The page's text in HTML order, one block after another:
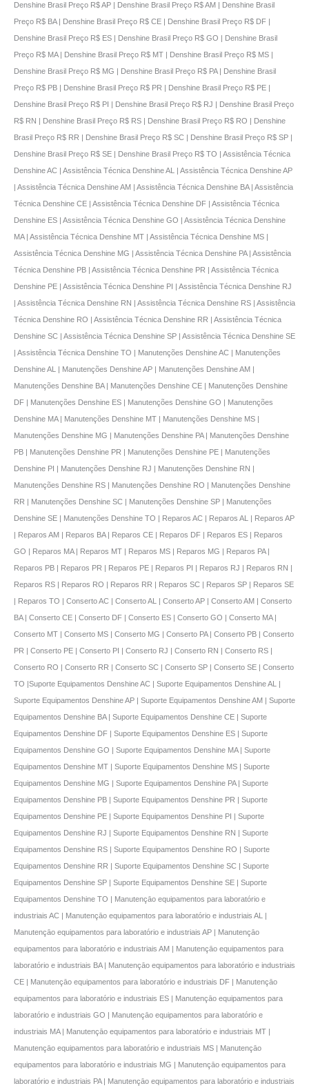
Denshine Brasil Preço R$ AP | Denshine Brasil Preço R$ AM | Denshine Brasil
Preço R$ BA | Denshine Brasil Preço R$ CE | Denshine Brasil Preço R$ DF |
Denshine Brasil Preço R$ ES | Denshine Brasil Preço R$ GO | Denshine Brasil
Preço R$ MA | Denshine Brasil Preço R$ MT | Denshine Brasil Preço R$ MS |
Denshine Brasil Preço R$ MG | Denshine Brasil Preço R$ PA | Denshine Brasil
Preço R$ PB | Denshine Brasil Preço R$ PR | Denshine Brasil Preço R$ PE |
Denshine Brasil Preço R$ PI | Denshine Brasil Preço R$ RJ | Denshine Brasil Preço
R$ RN | Denshine Brasil Preço R$ RS | Denshine Brasil Preço R$ RO | Denshine
Brasil Preço R$ RR | Denshine Brasil Preço R$ SC | Denshine Brasil Preço R$ SP |
Denshine Brasil Preço R$ SE | Denshine Brasil Preço R$ TO | Assistência Técnica
Denshine AC | Assistência Técnica Denshine AL | Assistência Técnica Denshine AP
| Assistência Técnica Denshine AM | Assistência Técnica Denshine BA | Assistência
Técnica Denshine CE | Assistência Técnica Denshine DF | Assistência Técnica
Denshine ES | Assistência Técnica Denshine GO | Assistência Técnica Denshine
MA | Assistência Técnica Denshine MT | Assistência Técnica Denshine MS |
Assistência Técnica Denshine MG | Assistência Técnica Denshine PA | Assistência
Técnica Denshine PB | Assistência Técnica Denshine PR | Assistência Técnica
Denshine PE | Assistência Técnica Denshine PI | Assistência Técnica Denshine RJ
| Assistência Técnica Denshine RN | Assistência Técnica Denshine RS | Assistência
Técnica Denshine RO | Assistência Técnica Denshine RR | Assistência Técnica
Denshine SC | Assistência Técnica Denshine SP | Assistência Técnica Denshine SE
| Assistência Técnica Denshine TO | Manutenções Denshine AC | Manutenções
Denshine AL | Manutenções Denshine AP | Manutenções Denshine AM |
Manutenções Denshine BA | Manutenções Denshine CE | Manutenções Denshine
DF | Manutenções Denshine ES | Manutenções Denshine GO | Manutenções
Denshine MA | Manutenções Denshine MT | Manutenções Denshine MS |
Manutenções Denshine MG | Manutenções Denshine PA | Manutenções Denshine
PB | Manutenções Denshine PR | Manutenções Denshine PE | Manutenções
Denshine PI | Manutenções Denshine RJ | Manutenções Denshine RN |
Manutenções Denshine RS | Manutenções Denshine RO | Manutenções Denshine
RR | Manutenções Denshine SC | Manutenções Denshine SP | Manutenções
Denshine SE | Manutenções Denshine TO | Reparos AC | Reparos AL | Reparos AP
| Reparos AM | Reparos BA | Reparos CE | Reparos DF | Reparos ES | Reparos
GO | Reparos MA | Reparos MT | Reparos MS | Reparos MG | Reparos PA |
Reparos PB | Reparos PR | Reparos PE | Reparos PI | Reparos RJ | Reparos RN |
Reparos RS | Reparos RO | Reparos RR | Reparos SC | Reparos SP | Reparos SE
| Reparos TO | Conserto AC | Conserto AL | Conserto AP | Conserto AM | Conserto
BA | Conserto CE | Conserto DF | Conserto ES | Conserto GO | Conserto MA |
Conserto MT | Conserto MS | Conserto MG | Conserto PA | Conserto PB | Conserto
PR | Conserto PE | Conserto PI | Conserto RJ | Conserto RN | Conserto RS |
Conserto RO | Conserto RR | Conserto SC | Conserto SP | Conserto SE | Conserto
TO |Suporte Equipamentos Denshine AC | Suporte Equipamentos Denshine AL |
Suporte Equipamentos Denshine AP | Suporte Equipamentos Denshine AM | Suporte
Equipamentos Denshine BA | Suporte Equipamentos Denshine CE | Suporte
Equipamentos Denshine DF | Suporte Equipamentos Denshine ES | Suporte
Equipamentos Denshine GO | Suporte Equipamentos Denshine MA | Suporte
Equipamentos Denshine MT | Suporte Equipamentos Denshine MS | Suporte
Equipamentos Denshine MG | Suporte Equipamentos Denshine PA | Suporte
Equipamentos Denshine PB | Suporte Equipamentos Denshine PR | Suporte
Equipamentos Denshine PE | Suporte Equipamentos Denshine PI | Suporte
Equipamentos Denshine RJ | Suporte Equipamentos Denshine RN | Suporte
Equipamentos Denshine RS | Suporte Equipamentos Denshine RO | Suporte
Equipamentos Denshine RR | Suporte Equipamentos Denshine SC | Suporte
Equipamentos Denshine SP | Suporte Equipamentos Denshine SE | Suporte
Equipamentos Denshine TO | Manutençāo equipamentos para laboratório e
industriais AC | Manutençāo equipamentos para laboratório e industriais AL |
Manutençāo equipamentos para laboratório e industriais AP | Manutençāo
equipamentos para laboratório e industriais AM | Manutençāo equipamentos para
laboratório e industriais BA | Manutençāo equipamentos para laboratório e industriais
CE | Manutençāo equipamentos para laboratório e industriais DF | Manutençāo
equipamentos para laboratório e industriais ES | Manutençāo equipamentos para
laboratório e industriais GO | Manutençāo equipamentos para laboratório e
industriais MA | Manutençāo equipamentos para laboratório e industriais MT |
Manutençāo equipamentos para laboratório e industriais MS | Manutençāo
equipamentos para laboratório e industriais MG | Manutençāo equipamentos para
laboratório e industriais PA | Manutençāo equipamentos para laboratório e industriais